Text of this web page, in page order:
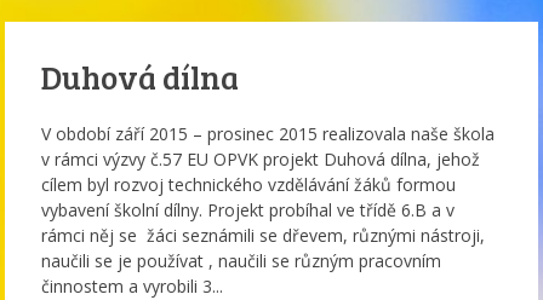
Duhová dílna
V období září 2015 – prosinec 2015 realizovala naše škola
v rámci výzvy č.57 EU OPVK projekt Duhová dílna, jehož
cílem byl rozvoj technického vzdělávání žáků formou
vybavení školní dílny. Projekt probíhal ve třídě 6.B a v
rámci něj se žáci seznámili se dřevem, různými nástroji,
naučili se je používat , naučili se různým pracovním
činnostem a vyrobili 3...